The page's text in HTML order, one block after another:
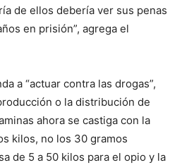
de ellos debería ver sus penas
en prisión”, agrega el
a “actuar contra las drogas”,
o la distribución de
ahora se castiga con la
kilos, no los 30 gramos
de 5 a 50 kilos para el opio y la